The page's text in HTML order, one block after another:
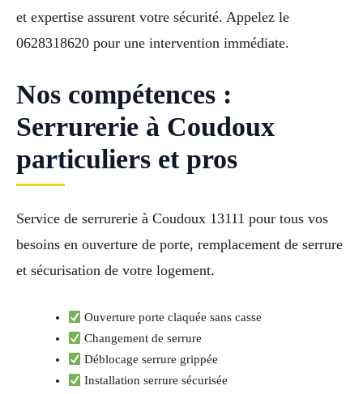
et expertise assurent votre sécurité. Appelez le
0628318620 pour une intervention immédiate.
Nos compétences :
Serrurerie à Coudoux
particuliers et pros
Service de serrurerie à Coudoux 13111 pour tous vos
besoins en ouverture de porte, remplacement de serrure
et sécurisation de votre logement.
Ouverture porte claquée sans casse
Changement de serrure
Déblocage serrure grippée
Installation serrure sécurisée